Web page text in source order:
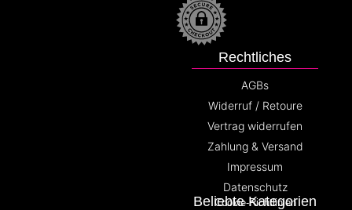
Beliebte Kategorien
Rechtliches
AGBs
Widerruf / Retoure
Vertrag widerrufen
Zahlung & Versand
Impressum
Datenschutz
Cookie-Richtlinien